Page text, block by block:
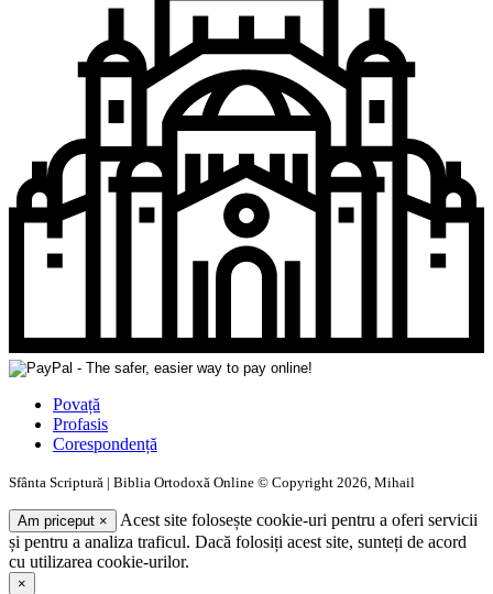
Povață
Profasis
Corespondență
Sfânta Scriptură | Biblia Ortodoxă Online © Copyright 2026, Mihail
Am priceput ×
Acest site folosește cookie-uri pentru a oferi servicii
și pentru a analiza traficul. Dacă folosiți acest site, sunteți de acord
cu utilizarea cookie-urilor.
×